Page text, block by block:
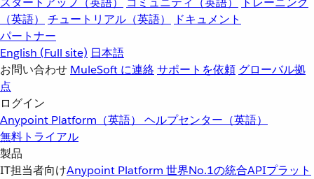
（英語）
チュートリアル（英語）
ドキュメント
パートナー
English (Full site) 日本語
お問い合わせ MuleSoft に連絡サポートを依頼 グローバル拠
点
ログイン
Anypoint Platform（英語） ヘルプセンター（英語）
無料トライアル
製品
IT担当者向けAnypoint Platform 世界No.1の統合APIプラット